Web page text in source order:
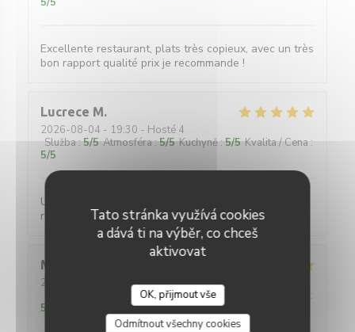
Tato stránka využívá cookies
a dává ti na výběr, co chceš
aktivovat
OK, přijmout vše
Odmítnout všechny cookies
Excellente restaurant, plats très copieux, avec un très
bon rapport qualité prix je recommande !
Lucrece M
2026-08-04 - 19:30 - Hosté 4
Služba:5/5 Atmosféra:5/5 Kuchyně:5/5 Kvalita / Cena :
5/5
Un service efficace, des crêpes délicieuses aux
recettes variées pour un prix très raisonnable.
Maud
2026-08-01
- 12:30 - Hosté 5
Atmosféra: 5/5 Kuchyně
:
5